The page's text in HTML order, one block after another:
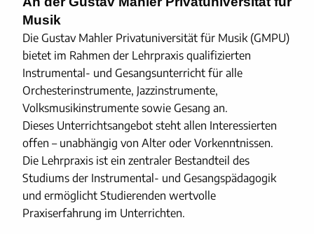
Musik
Die Gustav Mahler Privatuniversität für Musik (GMPU)
bietet im Rahmen der Lehrpraxis qualifizierten
Instrumental- und Gesangsunterricht für alle
Orchesterinstrumente, Jazzinstrumente,
Volksmusikinstrumente sowie Gesang an.
Dieses Unterrichtsangebot steht allen Interessierten
offen – unabhängig von Alter oder Vorkenntnissen.
Die Lehrpraxis ist ein zentraler Bestandteil des
Studiums der Instrumental- und Gesangspädagogik
und ermöglicht Studierenden wertvolle
Praxiserfahrung im Unterrichten.